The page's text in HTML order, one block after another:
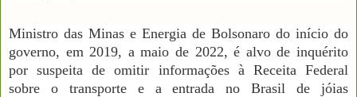
Ministro das Minas e Energia de Bolsonaro do início do
governo, em 2019, a maio de 2022, é alvo de inquérito
por suspeita de omitir informações à Receita Federal
sobre o transporte e a entrada no Brasil de jóias